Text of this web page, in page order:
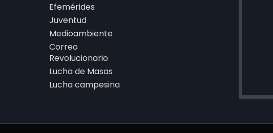
Efemérides
Juventud
Medioambiente
Correo
Revolucionario
Lucha de Masas
Lucha campesina